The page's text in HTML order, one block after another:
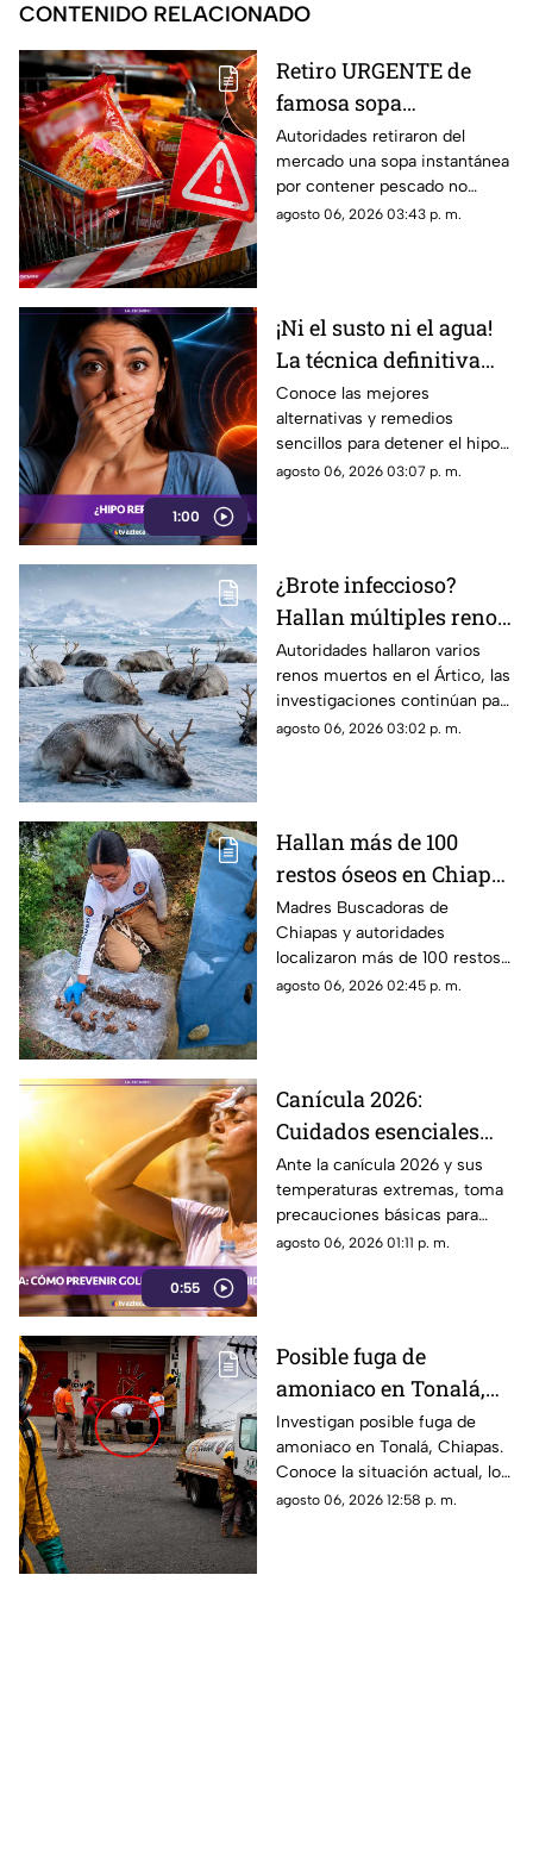
CONTENIDO RELACIONADO
Retiro URGENTE de
famosa sopa
instantánea por
ingrediente que podría
ser mortal
Autoridades retiraron del
mercado una sopa instantánea
por contener pescado no
declarado. Revisa lotes
agosto 06, 2026 03:43 p. m.
1:00
¡Ni el susto ni el agua!
La técnica definitiva
para cortar el hipo en
segundos
Conoce las mejores
alternativas y remedios
sencillos para detener el hipo
de forma rápida, desde
agosto 06, 2026 03:07 p. m.
¿Brote infeccioso?
Hallan múltiples renos
muertos en el Ártico
por causas
desconocidas
Autoridades hallaron varios
renos muertos en el Ártico, las
investigaciones continúan para
conocer las causas de estas
agosto 06, 2026 03:02 p. m.
Hallan más de 100
restos óseos en Chiapas
escondidos en fosas
clandestinas
Madres Buscadoras de
Chiapas y autoridades
localizaron más de 100 restos
óseos en la comunidad 20 de
agosto 06, 2026 02:45 p. m.
0:55
Canícula 2026:
Cuidados esenciales
para proteger tu salud
del intenso calor
Ante la canícula 2026 y sus
temperaturas extremas, toma
precauciones básicas para
evitar deshidratación, golpes
agosto 06, 2026 01:11 p. m.
Posible fuga de
amoniaco en Tonalá,
Chiapas: riesgos y
situación actual
Investigan posible fuga de
amoniaco en Tonalá, Chiapas.
Conoce la situación actual, los
riesgos para la salud y las
agosto 06, 2026 12:58 p. m.